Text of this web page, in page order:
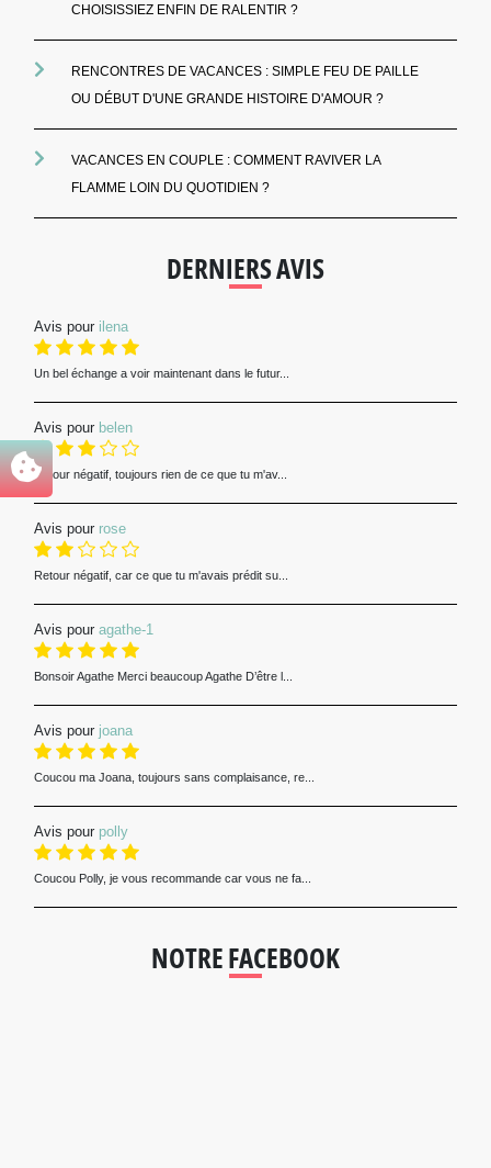
CHOISISSIEZ ENFIN DE RALENTIR ?
RENCONTRES DE VACANCES : SIMPLE FEU DE PAILLE
OU DÉBUT D'UNE GRANDE HISTOIRE D'AMOUR ?
VACANCES EN COUPLE : COMMENT RAVIVER LA
FLAMME LOIN DU QUOTIDIEN ?
DERNIERS AVIS
Avis pour ilena
Un bel échange a voir maintenant dans le futur...
Avis pour belen
Retour négatif, toujours rien de ce que tu m'av...
Avis pour rose
Retour négatif, car ce que tu m'avais prédit su...
Avis pour agathe-1
Bonsoir Agathe Merci beaucoup Agathe D’être l...
Avis pour joana
Coucou ma Joana, toujours sans complaisance, re...
Avis pour polly
Coucou Polly, je vous recommande car vous ne fa...
NOTRE FACEBOOK